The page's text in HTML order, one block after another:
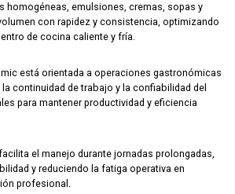
homogéneas, emulsiones, cremas, sopas y
con rapidez y consistencia, optimizando
de cocina caliente y fría.
está orientada a operaciones gastronómicas
continuidad de trabajo y la confiabilidad del
para mantener productividad y eficiencia
el manejo durante jornadas prolongadas,
y reduciendo la fatiga operativa en
profesional.